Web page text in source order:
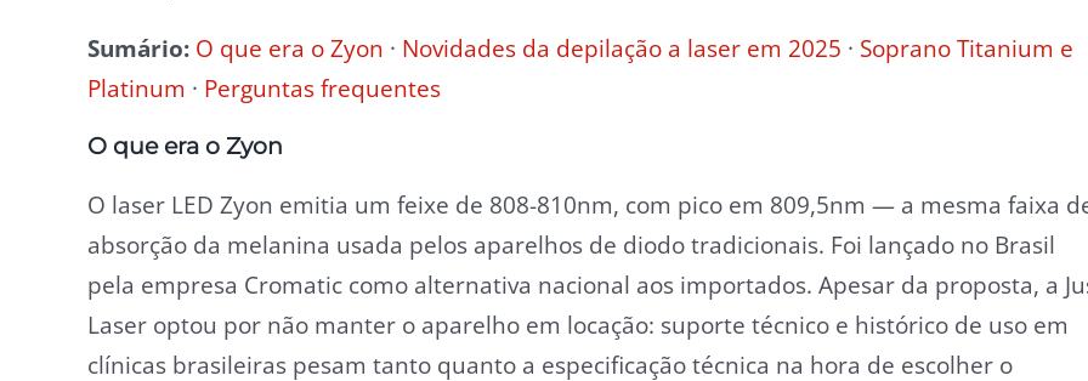
Sumário: O que era o Zyon · Novidades da depilação a laser em 2025 · Soprano Titanium e
Platinum · Perguntas frequentes
O que era o Zyon
O laser LED Zyon emitia um feixe de 808-810nm, com pico em 809,5nm — a mesma faixa
absorção da melanina usada pelos aparelhos de diodo tradicionais. Foi lançado no Brasil
pela empresa Cromatic como alternativa nacional aos importados. Apesar da proposta, a
Laser optou por não manter o aparelho em locação: suporte técnico e histórico de uso em
clínicas brasileiras pesam tanto quanto a especificação técnica na hora de escolher o